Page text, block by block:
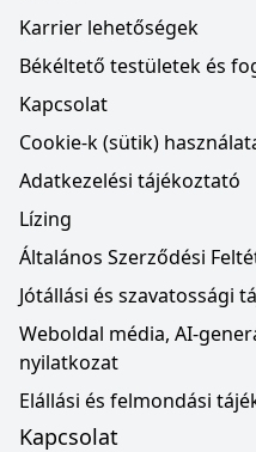
Karrier lehetőségek
Békéltető testületek és
Kapcsolat
Cookie-k (sütik)
Adatkezelési tájékoztató
Lízing
Általános Szerződési
Jótállási és szavatossági
Weboldal média, AI-
nyilatkozat
Elállási és felmondási
Kapcsolat